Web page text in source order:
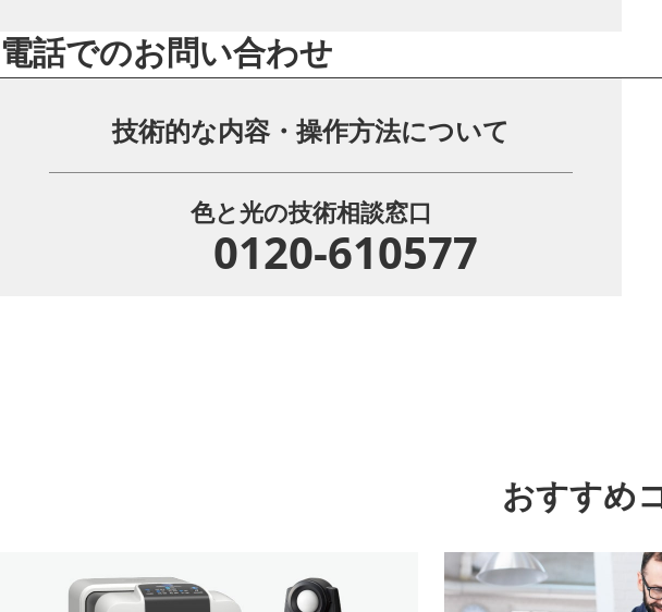
電話でのお問い合わせ
技術的な内容・操作方法について
色と光の技術相談窓口
0120-610577
おすすめ